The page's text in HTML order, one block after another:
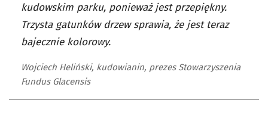
kudowskim parku, ponieważ jest przepiękny.
Trzysta gatunków drzew sprawia, że jest teraz
bajecznie kolorowy.
Wojciech Heliński, kudowianin, prezes Stowarzyszenia
Fundus Glacensis